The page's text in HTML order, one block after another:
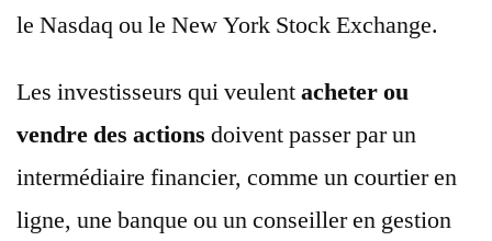
le Nasdaq ou le New York Stock Exchange.
Les investisseurs qui veulentacheter ou
vendre des actions doivent passer par un
intermédiaire financier, comme un courtier en
ligne, une banque ou un conseiller en gestion